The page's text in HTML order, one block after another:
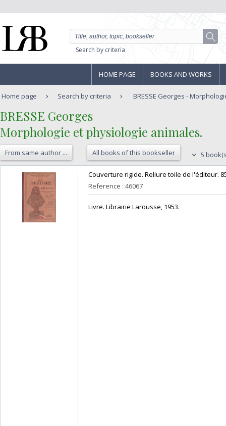
Search by criteria
HOME PAGE BOOKS AND WORKS
Home page Search by criteria BRESSE Georges -
‎BRESSE Georges ‎
‎Morphologie et physiologie animales.‎
From same author ... All books of this bookseller 5
‎Couverture rigide. Reliure toile de l'éditeur.
Reference : 46067
‎Livre. Librairie Larousse, 1953.‎